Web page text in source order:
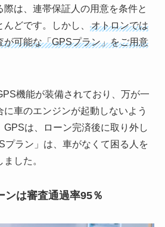
際は、連帯保証人の用意を条件と
どです。しかし、
オトロンでは
が可能な「GPSプラン」をご用意
機能が装備されており、万が一
車のエンジンが起動しないよう
GPSは、ローン完済後に取り外し
プラン」は、車がなくて困る人を
した。
ンは審査通過率95％